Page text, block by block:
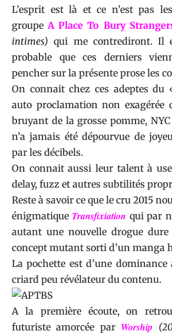
L’esprit est là et ce n’est pas
groupeA Place To Bury
intimes) qui me contrediront. Il
probable que ces derniers
pencher sur la présente prose les
On connait chez ces adeptes du
auto proclamation non exagérée
bruyant de la grosse pomme,
n’a jamais été dépourvue de
par les décibels.
On connait aussi leur talent à
delay, fuzz et autres subtilités
Reste à savoir ce que le cru 2015
énigmatique Transfixiation qui par
autant une nouvelle drogue
concept mutant sorti d’un manga
La pochette est d’une
criard peu révélateur du contenu.
A la première écoute, on
futuriste amorcée par Worship